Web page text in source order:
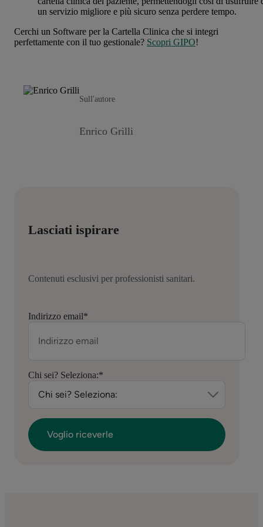
un servizio migliore e più sicuro senza perdere tempo.
Cerchi un Software per la Cartella Clinica che si integri
perfettamente con il tuo gestionale? Scopri GIPO!
Sull'autore
Enrico Grilli
Lasciati ispirare
Contenuti esclusivi per professionisti sanitari.
Indirizzo email*
Chi sei? Seleziona:*